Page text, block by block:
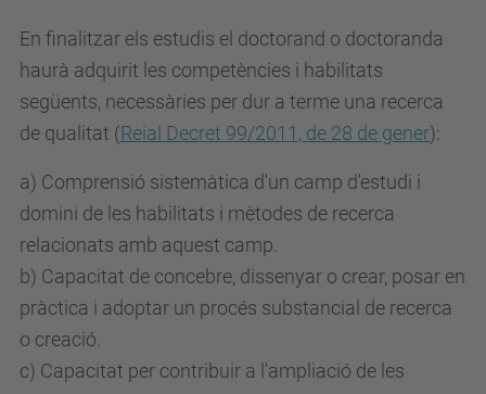
En finalitzar els estudis el doctorand o doctoranda
haurà adquirit les competències i habilitats
següents, necessàries per dur a terme una recerca
de qualitat (Reial Decret 99/2011, de 28 de gener):
a) Comprensió sistemàtica d'un camp d'estudi i
domini de les habilitats i mètodes de recerca
relacionats amb aquest camp.
b) Capacitat de concebre, dissenyar o crear, posar en
pràctica i adoptar un procés substancial de recerca
o creació.
c) Capacitat per contribuir a l'ampliació de les